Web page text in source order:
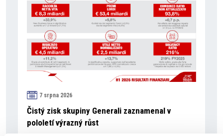
7 srpna 2026
Čistý zisk skupiny Generali zaznamenal v
pololetí výrazný růst